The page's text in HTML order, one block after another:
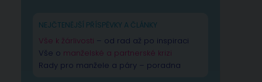
NEJČTENĚJŠÍ PŘÍSPĚVKY A ČLÁNKY
Vše k žárlivosti – od rad až po inspiraci
Vše o manželské a partnerské krizi
Rady pro manžele a páry – poradna